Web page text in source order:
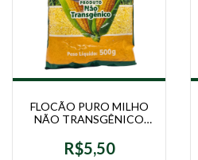
FLOCÃO PURO MILHO
NÃO TRANSGÊNICO
R$5,50